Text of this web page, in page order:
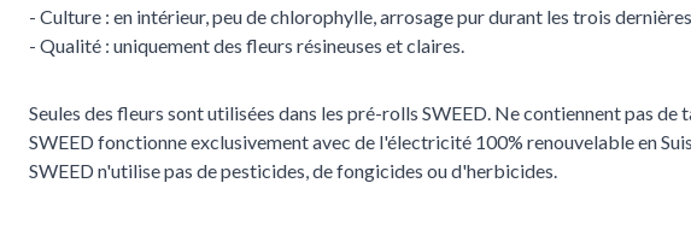
- Culture : en intérieur, peu de chlorophylle, arrosage pur durant les trois
- Qualité : uniquement des fleurs résineuses et claires.
Seules des fleurs sont utilisées dans les pré-rolls SWEED. Ne contiennent pas de
SWEED fonctionne exclusivement avec de l'électricité 100% renouvelable en
SWEED n'utilise pas de pesticides, de fongicides ou d'herbicides.